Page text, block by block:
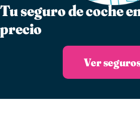
Tu seguro de coche
precio
Ver